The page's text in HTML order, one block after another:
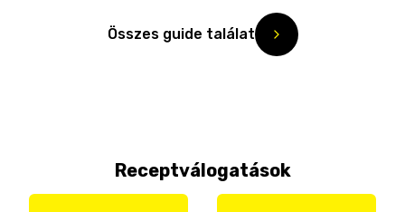
Összes guide találat
Receptválogatások